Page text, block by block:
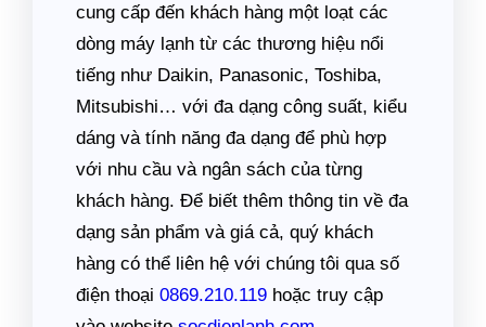
cung cấp đến khách hàng một loạt các
dòng máy lạnh từ các thương hiệu nổi
tiếng như Daikin, Panasonic, Toshiba,
Mitsubishi… với đa dạng công suất, kiểu
dáng và tính năng đa dạng để phù hợp
với nhu cầu và ngân sách của từng
khách hàng. Để biết thêm thông tin về đa
dạng sản phẩm và giá cả, quý khách
hàng có thể liên hệ với chúng tôi qua số
điện thoại 0869.210.119 hoặc truy cập